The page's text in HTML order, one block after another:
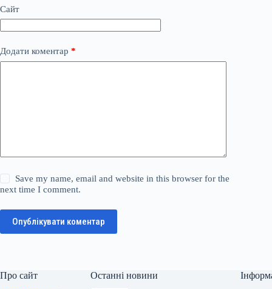
Сайт
Додати коментар *
Save my name, email and website in this browser for the
next time I comment.
Опублікувати коментар
Про сайт Останні новини